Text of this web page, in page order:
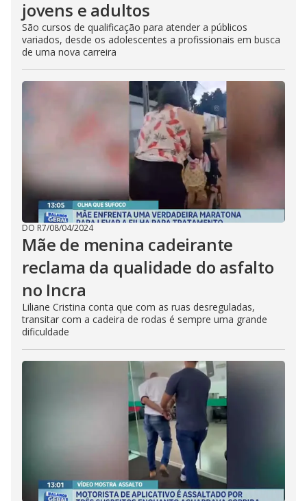
jovens e adultos
São cursos de qualificação para atender a públicos
variados, desde os adolescentes a profissionais em busca
de uma nova carreira
DO R7/08/04/2024
Mãe de menina cadeirante
reclama da qualidade do asfalto
no Incra
Liliane Cristina conta que com as ruas desreguladas,
transitar com a cadeira de rodas é sempre uma grande
dificuldade